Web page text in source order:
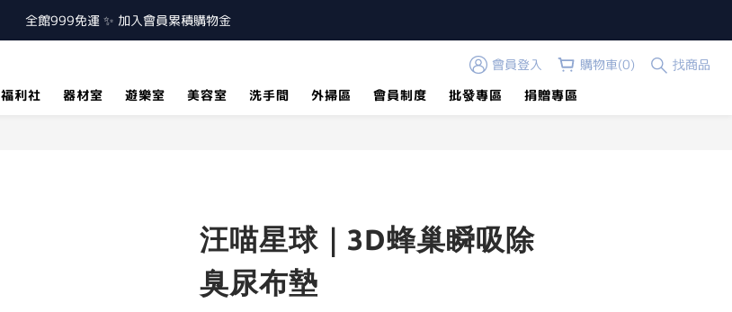
全館999免運 ✨ 加入會員累積購物金
會員登入 購物車(0)
找商品
福利社 器材室 遊樂室 美容室 洗手間 外掃區 會員制度 批發專區 捐贈專區
汪喵星球｜3D蜂巢瞬吸除
臭尿布墊